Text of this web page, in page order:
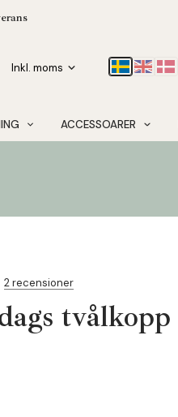
ACCESSOARER
2 recensioner